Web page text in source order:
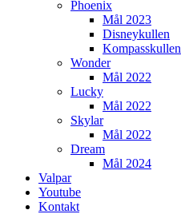
Phoenix
Mål 2023
Disneykullen
Kompasskullen
Wonder
Mål 2022
Lucky
Mål 2022
Skylar
Mål 2022
Dream
Mål 2024
Valpar
Youtube
Kontakt